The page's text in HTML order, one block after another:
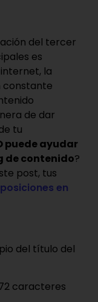
del tercer
es
la
constante
de dar
tu
puede ayudar
de contenido?
post, tus
posiciones en
del título del
caracteres